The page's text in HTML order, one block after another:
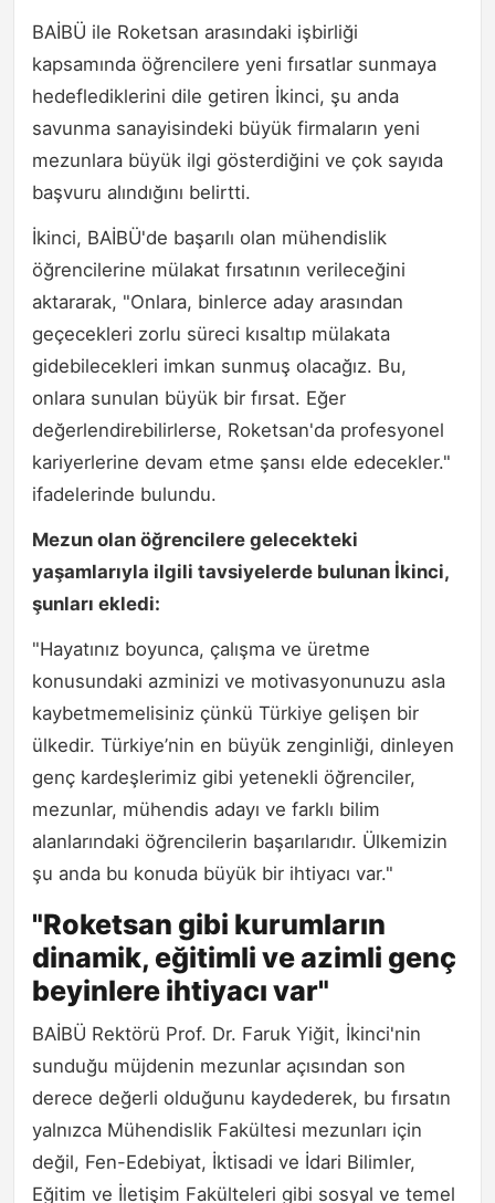
BAİBÜ ile Roketsan arasındaki işbirliği
kapsamında öğrencilere yeni fırsatlar sunmaya
hedeflediklerini dile getiren İkinci, şu anda
savunma sanayisindeki büyük firmaların yeni
mezunlara büyük ilgi gösterdiğini ve çok sayıda
başvuru alındığını belirtti.
İkinci, BAİBÜ'de başarılı olan mühendislik
öğrencilerine mülakat fırsatının verileceğini
aktararak, "Onlara, binlerce aday arasından
geçecekleri zorlu süreci kısaltıp mülakata
gidebilecekleri imkan sunmuş olacağız. Bu,
onlara sunulan büyük bir fırsat. Eğer
değerlendirebilirlerse, Roketsan'da profesyonel
kariyerlerine devam etme şansı elde edecekler."
ifadelerinde bulundu.
Mezun olan öğrencilere gelecekteki
yaşamlarıyla ilgili tavsiyelerde bulunan İkinci,
şunları ekledi:
"Hayatınız boyunca, çalışma ve üretme
konusundaki azminizi ve motivasyonunuzu asla
kaybetmemelisiniz çünkü Türkiye gelişen bir
ülkedir. Türkiye’nin en büyük zenginliği, dinleyen
genç kardeşlerimiz gibi yetenekli öğrenciler,
mezunlar, mühendis adayı ve farklı bilim
alanlarındaki öğrencilerin başarılarıdır. Ülkemizin
şu anda bu konuda büyük bir ihtiyacı var."
"Roketsan gibi kurumların
dinamik, eğitimli ve azimli genç
beyinlere ihtiyacı var"
BAİBÜ Rektörü Prof. Dr. Faruk Yiğit, İkinci'nin
sunduğu müjdenin mezunlar açısından son
derece değerli olduğunu kaydederek, bu fırsatın
yalnızca Mühendislik Fakültesi mezunları için
değil, Fen-Edebiyat, İktisadi ve İdari Bilimler,
Eğitim ve İletişim Fakülteleri gibi sosyal ve temel